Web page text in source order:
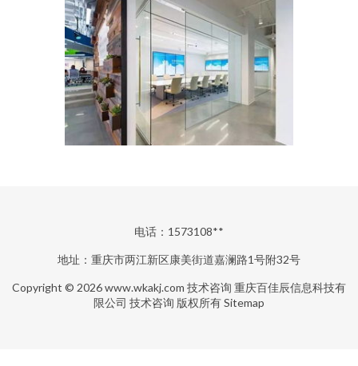
电话：1573108**
地址：重庆市两江新区康美街道嘉澜路1号附32号
Copyright © 2026www.wkakj.com 技术咨询 重庆百佳辰信息科技有
限公司 技术咨询 版权所有Sitemap